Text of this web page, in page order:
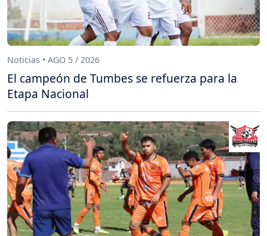
Noticias • AGO 5 / 2026
El campeón de Tumbes se refuerza para la
Etapa Nacional